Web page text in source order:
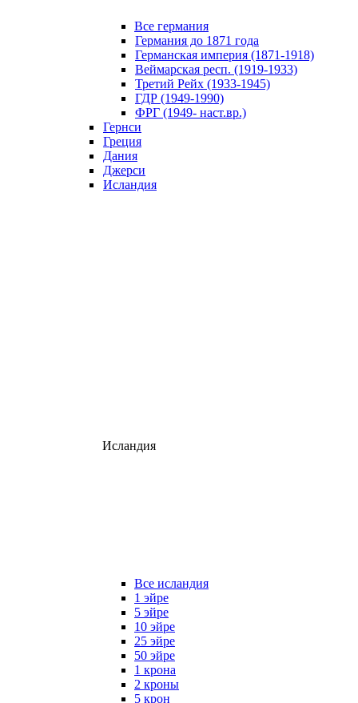
Все германия
Германия до 1871 года
Германская империя (1871-1918)
Веймарская респ. (1919-1933)
Третий Рейх (1933-1945)
ГДР (1949-1990)
ФРГ (1949- наст.вр.)
Гернси
Греция
Дания
Джерси
Исландия
Исландия
Все исландия
1 эйре
5 эйре
10 эйре
25 эйре
50 эйре
1 крона
2 кроны
5 крон